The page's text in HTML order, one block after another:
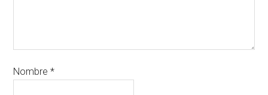
Nombre*